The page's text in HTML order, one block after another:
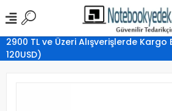
2900 TL ve Üzeri Alışverişlerde
120USD)